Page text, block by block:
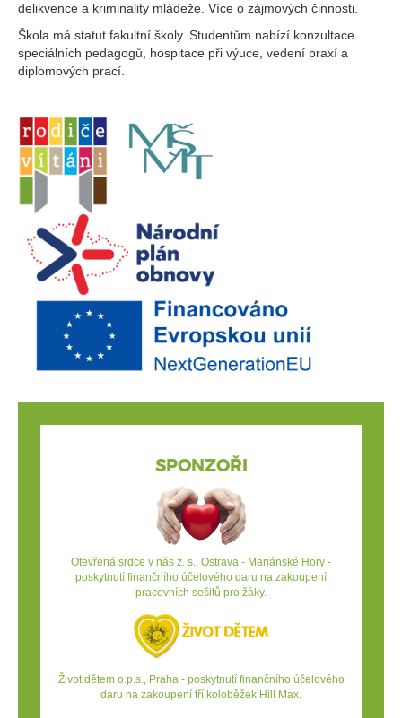
delikvence a kriminality mládeže. Více o zájmových činnosti.
Škola má statut fakultní školy. Studentům nabízí konzultace
speciálních pedagogů, hospitace při výuce, vedení praxí a
diplomových prací.
SPONZOŘI
Otevřená srdce v nás z. s., Ostrava - Mariánské Hory -
poskytnutí finančního účelového daru na zakoupení
pracovních sešitů pro žáky.
Život dětem o.p.s., Praha - poskytnutí finančního účelového
daru na zakoupení tří koloběžek Hill Max.